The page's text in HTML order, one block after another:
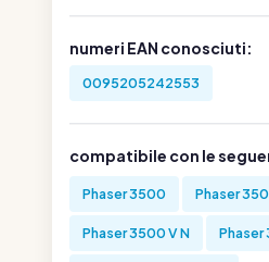
numeri EAN conosciuti:
0095205242553
compatibile con le
Phaser 3500 Phaser
Phaser 3500 V N Phaser